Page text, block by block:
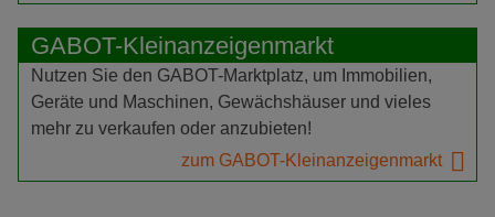
GABOT-Kleinanzeigenmarkt
Nutzen Sie den GABOT-Marktplatz, um Immobilien,
Geräte und Maschinen, Gewächshäuser und vieles
mehr zu verkaufen oder anzubieten!
zum GABOT-Kleinanzeigenmarkt